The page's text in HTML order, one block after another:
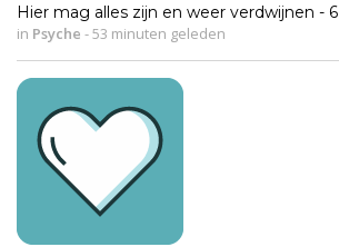
Hier mag alles zijn en weer verdwijnen - 6
in Psyche -53 minuten geleden